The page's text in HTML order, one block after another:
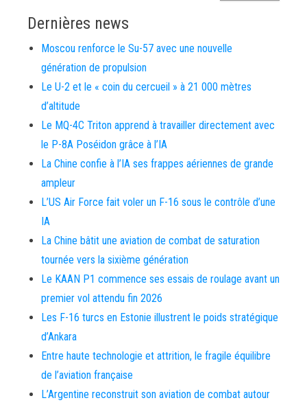
Dernières news
Moscou renforce le Su-57 avec une nouvelle
génération de propulsion
Le U-2 et le « coin du cercueil » à 21 000 mètres
d’altitude
Le MQ-4C Triton apprend à travailler directement avec
le P-8A Poséidon grâce à l’IA
La Chine confie à l’IA ses frappes aériennes de grande
ampleur
L’US Air Force fait voler un F-16 sous le contrôle d’une
IA
La Chine bâtit une aviation de combat de saturation
tournée vers la sixième génération
Le KAAN P1 commence ses essais de roulage avant un
premier vol attendu fin 2026
Les F-16 turcs en Estonie illustrent le poids stratégique
d’Ankara
Entre haute technologie et attrition, le fragile équilibre
de l’aviation française
L’Argentine reconstruit son aviation de combat autour